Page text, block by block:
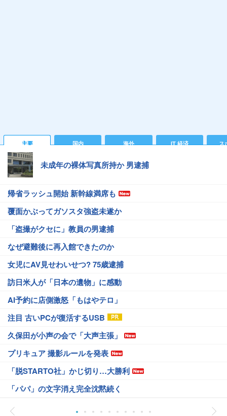
主要 国内 海外 IT 経済 ス
未成年の裸体写真所持か 男逮捕
帰省ラッシュ開始 新幹線満席も
覆面かぶってガソスタ強盗未遂か
「盗撮がクセに」教員の男逮捕
なぜ避難後に再入館できたのか
女児にAV見せわいせつ? 75歳逮捕
訪日米人が「日本の遺物」に感動
AI予約に店側激怒「もはやテロ」
注目 古いPCが復活するUSB
久保田が小声の会で「大声主張」
プリキュア 撮影ルールを発表
「脱STARTO社」かじ切り…大勝利
「パパ」の文字消え完全沈黙続く